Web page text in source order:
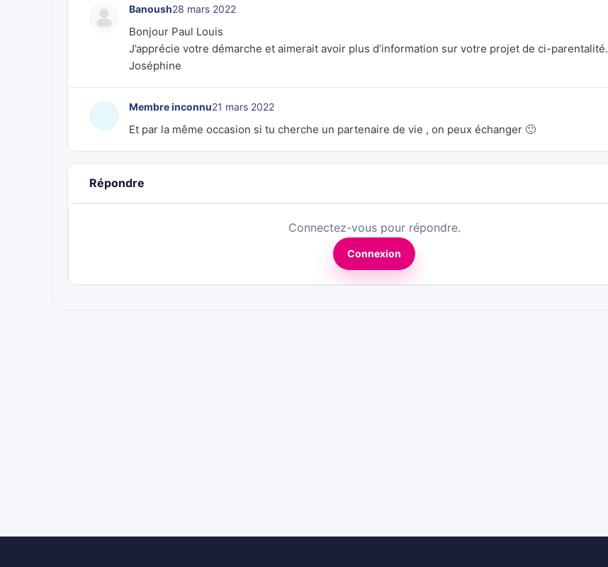
Banoush28 mars 2022
Bonjour Paul Louis
J’apprécie votre démarche et aimerait avoir plus d’information sur votre projet de ci-parentalité.
Joséphine
Membre inconnu21 mars 2022
Et par la même occasion si tu cherche un partenaire de vie , on peux échanger 🙂
Répondre
Connectez-vous pour répondre.
Connexion